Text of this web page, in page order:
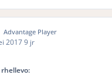
Advantage Player
20179 jr